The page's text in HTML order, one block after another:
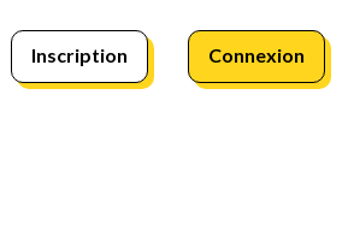
Inscription Connexion